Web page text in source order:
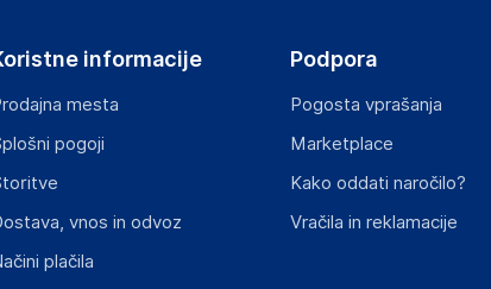
in drugimi ključnimi informacijami, povezanimi z določenim
informacije
mesta
pogoji
vnos in odvoz
plačila
Podpora
Pogosta vprašanja
Marketplace
Kako oddati naročilo?
Vračila in reklamacije